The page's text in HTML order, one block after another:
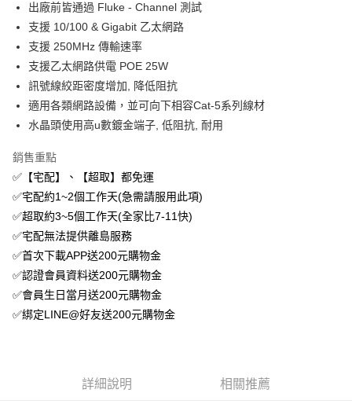
運送方式
付款後全家取貨
免運費
付款後萊爾富取貨
免運費
免運費
宅配
免運費
出廠前皆通過 Fluke - Channel 測試
支援 10/100 & Gigabit 乙太網路
支援 250MHz 傳輸速率
支援乙太網路供電 POE 25W
訊號線絞距密度增加, 降低阻抗
適用各類網路設備，並可向下相容Cat-5系列線材
水晶頭使用高u數鍍金端子, 低阻抗, 耐用
銷售重點
✅【宅配】、【超取】都免運
✅宅配約1~2個工作天(急需請服用此項)
✅超取約3~5個工作天(全家比7-11快)
✅宅配無法提供離島服務
✅首次下載APP送200元購物金
✅認證會員資料送200元購物金
✅會員生日當月送200元購物金
✅綁定LINE@好友送200元購物金
詳細說明 相關推薦